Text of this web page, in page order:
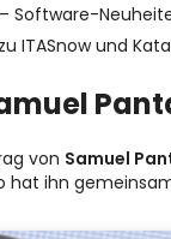
– Software-
ITASnow und
von Samuel
hat ihn